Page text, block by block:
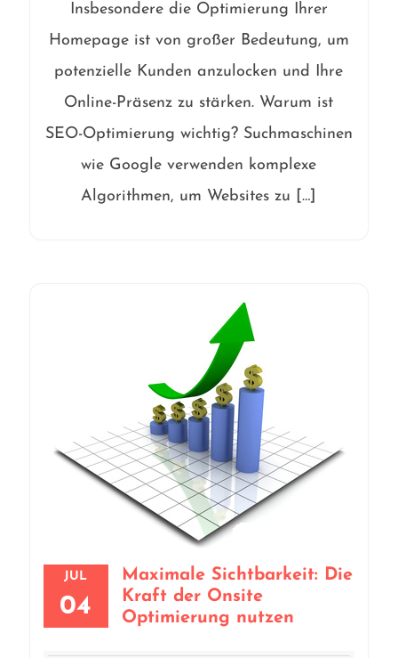
Insbesondere die Optimierung Ihrer
Homepage ist von großer Bedeutung, um
potenzielle Kunden anzulocken und Ihre
Online-Präsenz zu stärken. Warum ist
SEO-Optimierung wichtig? Suchmaschinen
wie Google verwenden komplexe
Algorithmen, um Websites zu […]
JUL
04
Maximale Sichtbarkeit: Die
Kraft der Onsite
Optimierung nutzen